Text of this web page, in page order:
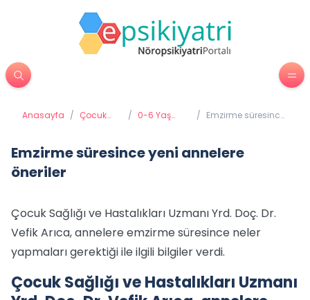
Anasayfa / Çocuk
/ 0-6 Yaş
/ Emzirme süresince
Emzirme süresince yeni annelere
öneriler
Çocuk Sağlığı ve Hastalıkları Uzmanı Yrd. Doç. Dr.
Vefik Arıca, annelere emzirme süresince neler
yapmaları gerektiği ile ilgili bilgiler verdi.
Çocuk Sağlığı ve Hastalıkları Uzmanı